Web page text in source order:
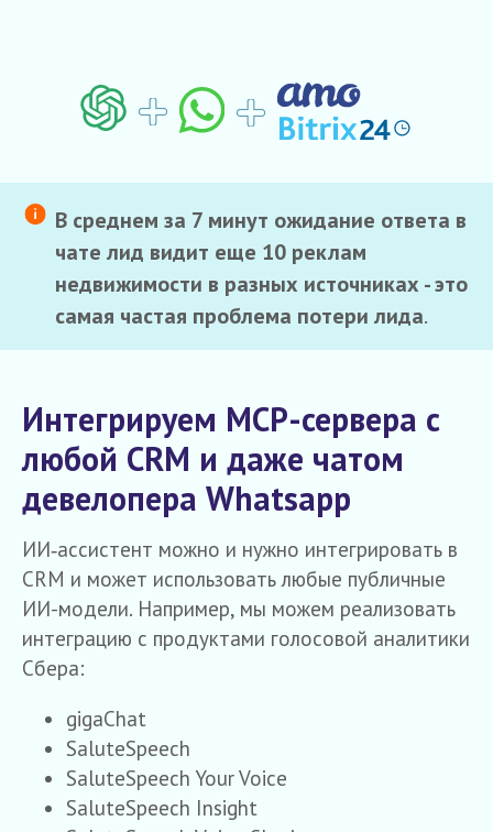
В среднем за 7 минут ожидание ответа в
чате лид видит еще 10 реклам
недвижимости в разных источниках - это
самая частая проблема потери лида.
Интегрируем MCP-сервера с
любой CRM и даже чатом
девелопера Whatsapp
ИИ‑ассистент можно и нужно интегрировать в
CRM и может использовать любые публичные
ИИ-модели. Например, мы можем реализовать
интеграцию с продуктами голосовой аналитики
Сбера:
gigaChat
SaluteSpeech
SaluteSpeech Your Voice
SaluteSpeech Insight